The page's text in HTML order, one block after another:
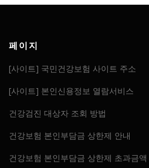
페이지
[사이트] 국민건강보험 사이트 주소
[사이트] 본인신용정보 열람서비스
건강검진 대상자 조회 방법
건강보험 본인부담금 상한제 안내
건강보험 본인부담금 상한제 초과금